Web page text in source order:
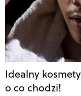
Idealny
o co chodzi!